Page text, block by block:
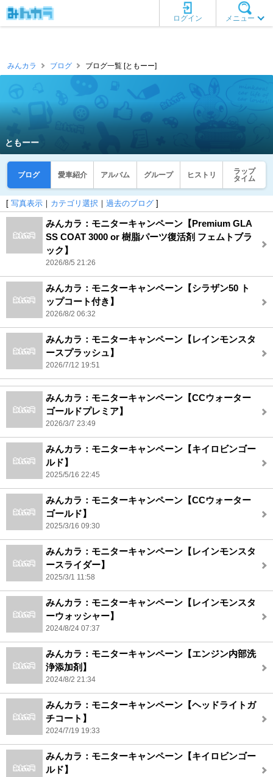
メニュー
ログイン
みんカラ ブログ ブログ一覧 [ともーー]
ともーー
ブログ 愛車紹介 アルバム グループ ヒストリ
ラップ
タイム
[ 写真表示 ｜ カテゴリ選択 ｜ 過去のブログ ]
みんカラ：モニターキャンペーン【Premium GLA
SS COAT 3000 or 樹脂パーツ復活剤 フェムトブラ
ック】
2026/8/5 21:26
みんカラ：モニターキャンペーン【シラザン50 ト
ップコート付き】
2026/8/2 06:32
みんカラ：モニターキャンペーン【レインモンスタ
ースプラッシュ】
2026/7/12 19:51
みんカラ：モニターキャンペーン【CCウォーター
ゴールドプレミア】
2026/3/7 23:49
みんカラ：モニターキャンペーン【キイロビンゴー
ルド】
2025/5/16 22:45
みんカラ：モニターキャンペーン【CCウォーター
ゴールド】
2025/3/16 09:30
みんカラ：モニターキャンペーン【レインモンスタ
ースライダー】
2025/3/1 11:58
みんカラ：モニターキャンペーン【レインモンスタ
ーウォッシャー】
2024/8/24 07:37
みんカラ：モニターキャンペーン【エンジン内部洗
浄添加剤】
2024/8/2 21:34
みんカラ：モニターキャンペーン【ヘッドライトガ
チコート】
2024/7/19 19:33
みんカラ：モニターキャンペーン【キイロビンゴー
ルド】